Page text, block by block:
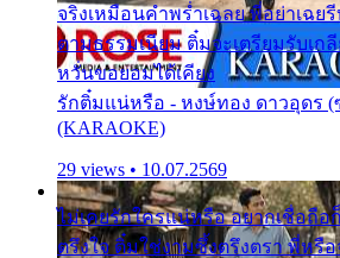
จริงเหมือนคำพร่ำเฉลย พี่อย่าเฉ
ตามธรรมเนียม ติ๋มจะเตรียมรับเก
หวั่นขอยอมได้เคียง
รักติ๋มแน่หรือ - หงษ์ทอง ดาวอุดร
(KARAOKE)
29 views • 10.07.2569
ไม่เคยรักใครแน่หรือ อยากเชื่อถื
ตรึงใจ ติ๋มใช่งามซึ้งตรึงตรา พี่หรื